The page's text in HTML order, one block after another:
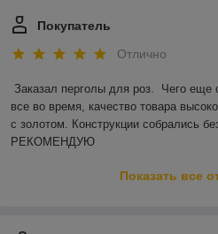
Покупатель
Отлично
Заказал перголы для роз.  Чего
все во время, качество товара
с золотом. Конструкции собрались
РЕКОМЕНДУЮ
Показать все